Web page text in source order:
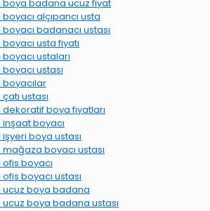
boya badana ucuz fiyat
alçıpancı usta
badanacı ustası
usta fiyatı
ustaları
ustası
boyacılar
ustası
dekoratif boya fiyatları
boyacı
boya ustası
boyacı ustası
boyacı
boyacı ustası
ucuz boya badana
ucuz boya badana ustası